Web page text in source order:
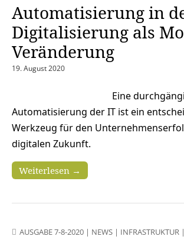
Automatisierung in
Digitalisierung als
Veränderung
19. August 2020
Eine
Automatisierung der IT ist ein
Werkzeug für den
digitalen Zukunft.
Weiterlesen →
AUSGABE 7-8-2020 | NEWS | INFRASTRUKTUR |